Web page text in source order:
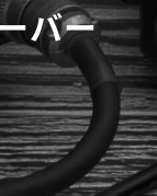
バー